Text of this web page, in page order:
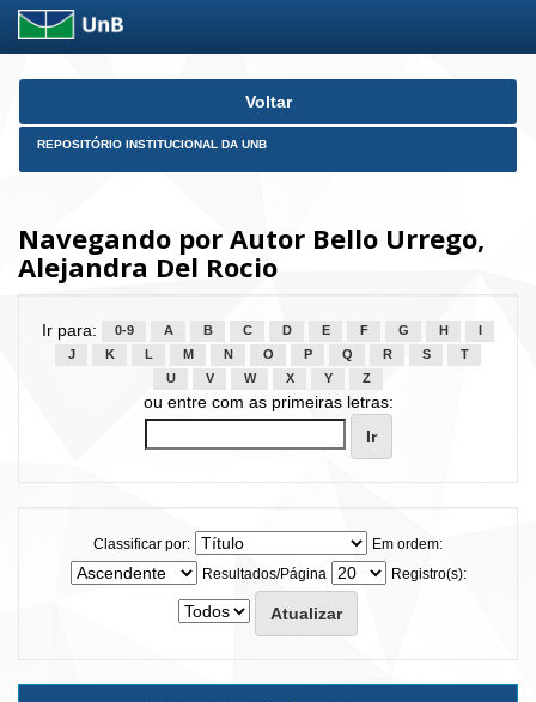
Skip
Voltar
REPOSITÓRIO INSTITUCIONAL DA UNB
Navegando por Autor Bello Urrego,
Alejandra Del Rocio
Ir para: 0-9 A B C D E F G H
J
K L M N O P Q R S
T
U
V W X Y Z
ou entre com as primeiras letras:
Classificar por:
Em ordem:
Resultados/Página
Registro(s):